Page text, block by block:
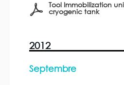
Tool Immobilization
cryogenic tank
2012
Septembre